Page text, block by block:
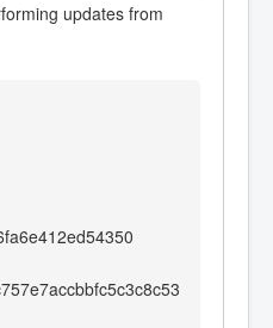
updates from